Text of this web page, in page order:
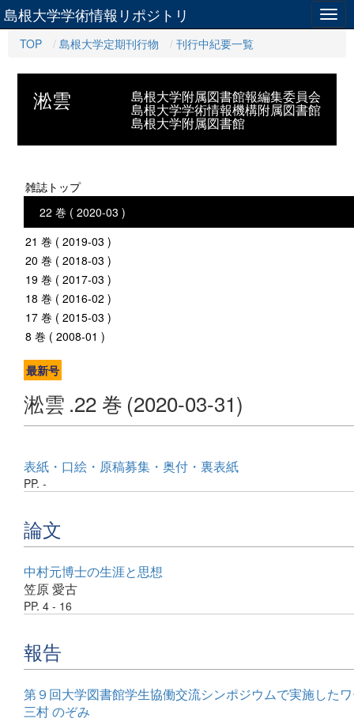
島根大学学術情報リポジトリ
TOP 島根大学定期刊行物 刊行中紀要一覧
島根大学附属図書館報編集委員会
島根大学学術情報機構附属図書館
島根大学附属図書館
淞雲
雑誌トップ
22 巻 ( 2020-03 )
21 巻 ( 2019-03 )
20 巻 ( 2018-03 )
19 巻 ( 2017-03 )
18 巻 ( 2016-02 )
17 巻 ( 2015-03 )
8 巻 ( 2008-01 )
最新号
淞雲 .22 巻 (2020-03-31)
表紙・口絵・原稿募集・奥付・裏表紙
PP. -
論文
中村元博士の生涯と思想
笠原 愛古
PP. 4 - 16
報告
第９回大学図書館学生協働交流シンポジウムで実施した
三村 のぞみ